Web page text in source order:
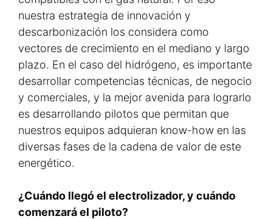
nuestra estrategia de innovación y
descarbonización los considera como
vectores de crecimiento en el mediano y largo
plazo. En el caso del hidrógeno, es importante
desarrollar competencias técnicas, de negocio
y comerciales, y la mejor avenida para lograrlo
es desarrollando pilotos que permitan que
nuestros equipos adquieran know-how en las
diversas fases de la cadena de valor de este
energético.
¿Cuándo llegó el electrolizador, y cuándo
comenzará el piloto?